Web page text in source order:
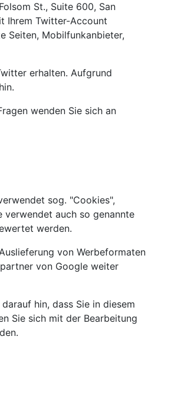
St., Suite 600, San
Ihrem Twitter-Account
Seiten, Mobilfunkanbieter,
erhalten. Aufgrund
wenden Sie sich an
sog. "Cookies",
verwendet auch so genannte
werden.
von Werbeformaten
von Google weiter
hin, dass Sie in diesem
Sie sich mit der Bearbeitung